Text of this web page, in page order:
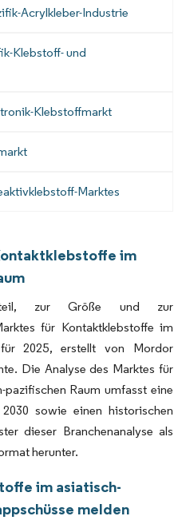
Acrylkleber-Industrie
Klebstoff- und
Klebstoffmarkt
Marktes
im
zur Größe und zur
für Kontaktklebstoffe im
für 2025, erstellt von Mordor
Die Analyse des Marktes für
Raum umfasst eine
sowie einen historischen
dieser Branchenanalyse als
herunter.
im asiatisch-
melden